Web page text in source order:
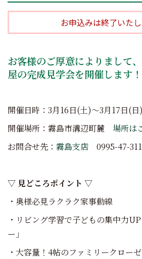
お申込みは終了いた
お客様のご厚意によりまして
屋の完成見学会を開催します！
開催日時：3月16日(土)～3月17日(
開催場所：霧島市溝辺町麓 場所は
お問合せ先： 霧島支店 0995-47-
▽ 見どころポイント ▽
・奥様必見ラクラク家事動線
・リビング学習で子どもの集中力
ー」
・大容量！4帖のファミリークロー